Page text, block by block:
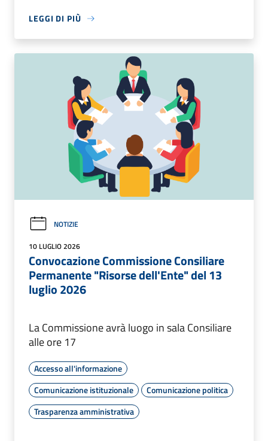
LEGGI DI PIÙ
NOTIZIE
10 LUGLIO 2026
Convocazione Commissione Consiliare
Permanente "Risorse dell'Ente" del 13
luglio 2026
La Commissione avrà luogo in sala Consiliare
alle ore 17
Accesso all'informazione
Comunicazione istituzionale
Comunicazione politica
Trasparenza amministrativa